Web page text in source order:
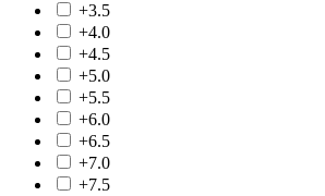
+3.5
+4.0
+4.5
+5.0
+5.5
+6.0
+6.5
+7.0
+7.5